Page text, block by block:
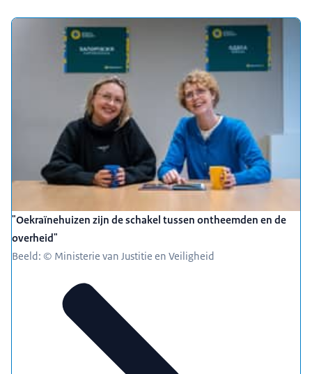
"Oekraïnehuizen zijn de schakel tussen ontheemden en de
overheid"
Beeld: © Ministerie van Justitie en Veiligheid